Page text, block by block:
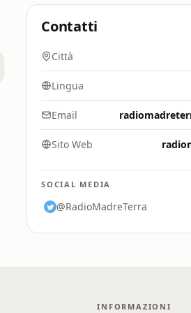
Contatti
Città
Lingua
Email
Sito Web
SOCIAL MEDIA
@RadioMadreTerra
INFORMAZIONI